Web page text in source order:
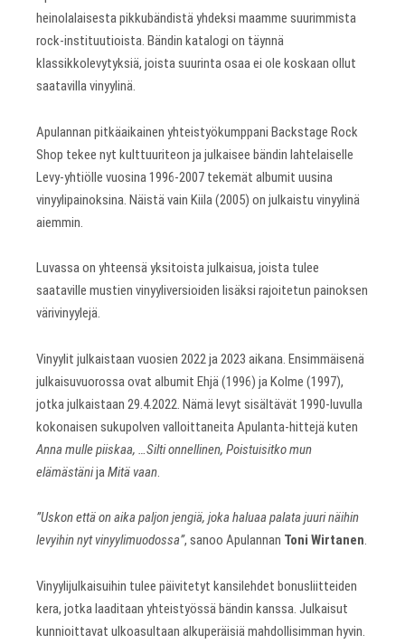
heinolalaisesta pikkubändistä yhdeksi maamme suurimmista
rock-instituutioista. Bändin katalogi on täynnä
klassikkolevytyksiä, joista suurinta osaa ei ole koskaan ollut
saatavilla vinyylinä.
Apulannan pitkäaikainen yhteistyökumppani Backstage Rock
Shop tekee nyt kulttuuriteon ja julkaisee bändin lahtelaiselle
Levy-yhtiölle vuosina 1996-2007 tekemät albumit uusina
vinyylipainoksina. Näistä vain Kiila (2005) on julkaistu vinyylinä
aiemmin.
Luvassa on yhteensä yksitoista julkaisua, joista tulee
saataville mustien vinyyliversioiden lisäksi rajoitetun painoksen
värivinyylejä.
Vinyylit julkaistaan vuosien 2022 ja 2023 aikana. Ensimmäisenä
julkaisuvuorossa ovat albumit Ehjä (1996) ja Kolme (1997),
jotka julkaistaan 29.4.2022. Nämä levyt sisältävät 1990-luvulla
kokonaisen sukupolven valloittaneita Apulanta-hittejä kuten
Anna mulle piiskaa, …Silti onnellinen, Poistuisitko mun
elämästänija Mitä vaan
”Uskon että on aika paljon jengiä, joka haluaa palata juuri näihin
levyihin nyt vinyylimuodossa”, sanoo Apulannan Toni Wirtanen.
Vinyylijulkaisuihin tulee päivitetyt kansilehdet bonusliitteiden
kera, jotka laaditaan yhteistyössä bändin kanssa. Julkaisut
kunnioittavat ulkoasultaan alkuperäisiä mahdollisimman hyvin.